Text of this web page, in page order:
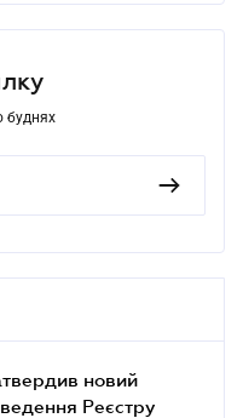
буднях
новий
Реєстру